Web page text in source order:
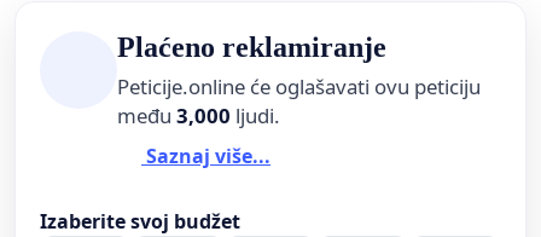
Plaćeno reklamiranje
Peticije.online će oglašavati ovu peticiju
među 3,000 ljudi.
Saznaj više...
Izaberite svoj budžet